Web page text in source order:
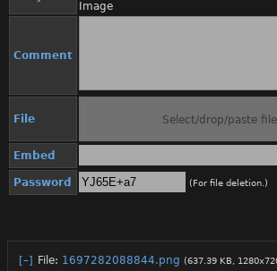
Image
Comment
File Select/drop/paste
Embed
Password (For file deletion.)
[–] File: 1697282088844.png (637.39 KB,